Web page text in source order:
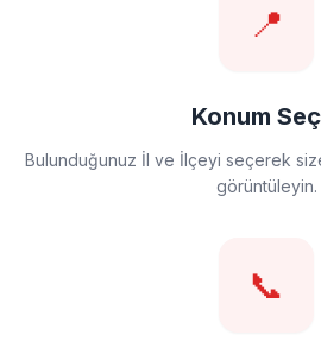
📍
Konum
Bulunduğunuz İl ve İlçeyi seçerek size
görüntüleyin.
📞